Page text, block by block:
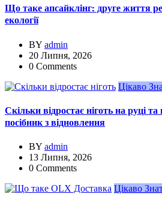
Що таке апсайклінг: друге життя
екології
BY admin
20 Липня, 2026
0 Comments
Цікаво
Скільки відростає ніготь на руці та
посібник з відновлення
BY admin
13 Липня, 2026
0 Comments
Цікаво